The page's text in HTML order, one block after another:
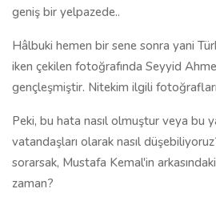
geniş bir yelpazede..
Hâlbuki hemen bir sene sonra yani
iken çekilen fotoğrafında Seyyid
gençleşmiştir. Nitekim ilgili
Peki, bu hata nasıl olmuştur veya bu
vatandaşları olarak nasıl
sorarsak, Mustafa Kemal'in
zaman?